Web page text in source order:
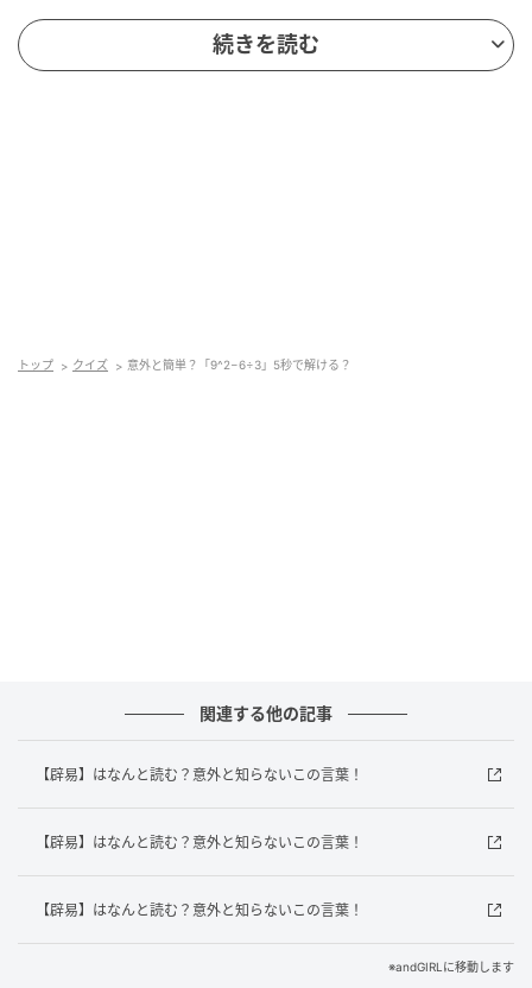
次に「6÷3」を計算します。これは「6を3で割る」と
いうことなので、「2」になります。
最後に「81−2」を計算します。これは「81から2を引
く」ということなので、「79」になります。
ということで、答えは「79」です！
い答えが導き出せます。たまにはこうしたクイズで頭
続きを読む
トップ クイズ 意外と簡単？「9^2−6÷3」5秒で解ける？
関連する他の記事
【辟易】はなんと読む？意外と知らないこの言葉！
【辟易】はなんと読む？意外と知らないこの言葉！
【辟易】はなんと読む？意外と知らないこの言葉！
※andGIRLに移動します